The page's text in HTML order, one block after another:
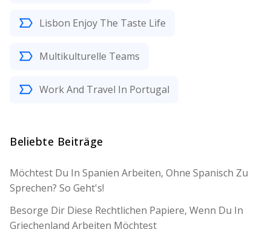
Lisbon Enjoy The Taste Life
Multikulturelle Teams
Work And Travel In Portugal
Beliebte Beiträge
Möchtest Du In Spanien Arbeiten, Ohne Spanisch Zu
Sprechen? So Geht's!
Besorge Dir Diese Rechtlichen Papiere, Wenn Du In
Griechenland Arbeiten Möchtest